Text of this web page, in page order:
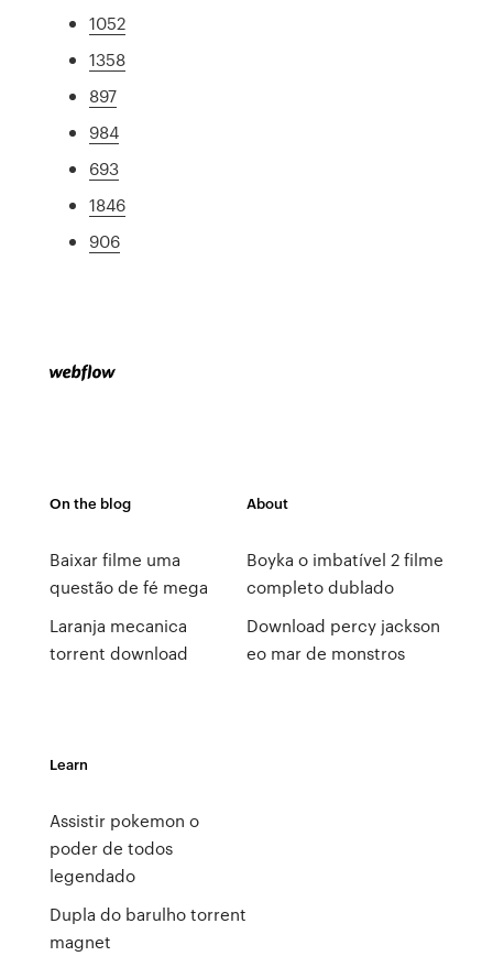
1052
1358
897
984
693
1846
906
On the blog
Baixar filme uma
questão de fé mega
Laranja mecanica
torrent download
About
Boyka o imbatível 2 filme
completo dublado
Download percy jackson
eo mar de monstros
Learn
Assistir pokemon o
poder de todos
legendado
Dupla do barulho torrent
magnet